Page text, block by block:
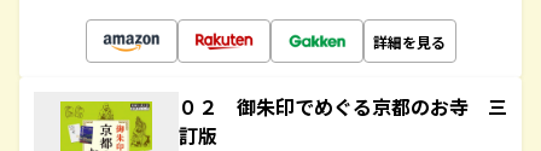
詳細を見る
０２ 御朱印でめぐる京都のお寺 三
訂版